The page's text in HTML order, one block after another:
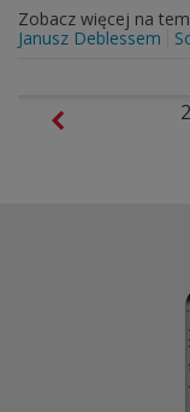
Zobacz więcej na
Janusz Deblessem